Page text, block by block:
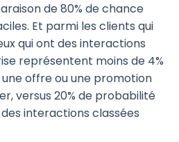
de 80% de chance
Et parmi les clients qui
qui ont des interactions
représentent moins de 4%
offre ou une promotion
versus 20% de probabilité
interactions classées